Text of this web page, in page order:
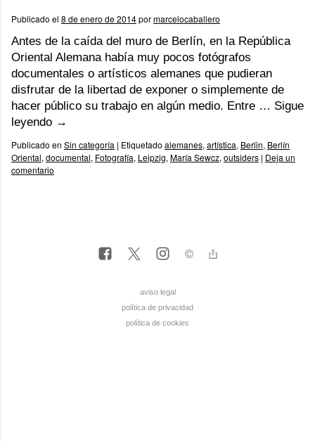
Publicado el 8 de enero de 2014pormarcelocaballero
Antes de la caída del muro de Berlín, en la República
Oriental Alemana había muy pocos fotógrafos
documentales o artísticos alemanes que pudieran
disfrutar de la libertad de exponer o simplemente de
hacer público su trabajo en algún medio. Entre … Sigue
leyendo →
Publicado en Sin categoría | Etiquetado alemanes, artística, Berlin, Berlín
Oriental, documental, Fotografía, Leipzig, María Sewcz, outsiders | Deja un
comentario
aviso legal
política de privacidad
política de cookies